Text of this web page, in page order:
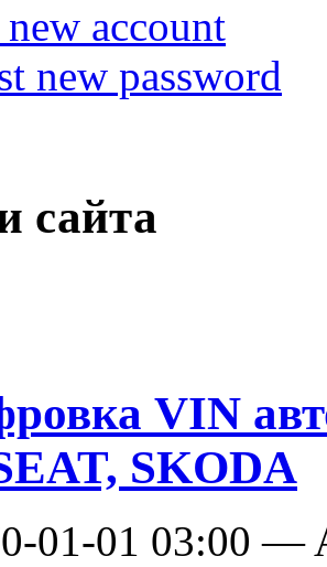
new account
new password
сайта
VIN
SKODA
01-01 03:00 —